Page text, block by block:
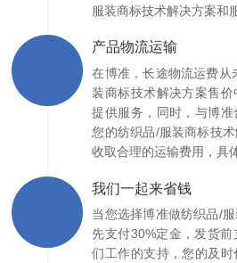
服装商标技术解决方案和
产品物流运输
在博准，长途物流运费从
装商标技术解决方案售
提供服务，同时，与博
您的纺织品/服装商标技
收取合理的运输费用，具
我们一起来省钱
当您选择博准做纺织品/
先支付30%定金，发货
们工作的支持，您的及